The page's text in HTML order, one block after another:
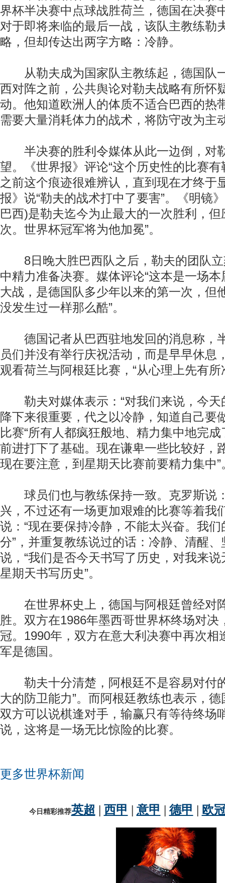
界杯半决赛中点球战胜荷兰，德国在决赛
对于即将来临的最后一战，该队主教练勒
略，但却传达出两字方略：冷静。
从勒夫成为国家队主教练起，德国队
西对阵之前，公共舆论对勒夫战略有所怀
动。他知道欧洲人的体质不适合巴西的热
需要大量消耗体力的战术，将防守改为主
半决赛的胜利令媒体从此一边倒，对
望。《世界报》评论“这个历史性的比赛
之前这个痕迹很难辨认，直到现在才终于
报》说“勒夫的战术打中了要害”。《明镜
巴西)是勒夫迄今为止最大的一次胜利，
次。世界杯冠军将为他加冕”。
8日晚大胜巴西队之后，勒夫的团队立
中精力准备决赛。媒体评论“这本是一场
大战，是德国队多少年以来的第一次，但
没发生过一样那么酷”。
德国记者从巴西驻地发回的消息称，
员们并没有举行庆祝活动，而是早早休息
观看荷兰与阿根廷比赛，“从心理上先有所
勒夫对媒体表示：“对我们来说，今天
降下来很重要，代之以冷静，知道自己要
比赛“所有人都疯狂般地、精力集中地完
前进打下了基础。现在谦卑一些比较好，
现在要注意，到星期天比赛前要精力集中”
球员们也与教练保持一致。克罗斯说
兴，不过还有一场更加艰难的比赛等着我
说：“现在要保持冷静，不能太兴奋。我
分”，并重复教练说过的话：冷静、清醒
说，“我们是否今天书写了历史，对我来
星期天书写历史”。
在世界杯史上，德国与阿根廷曾经对
胜。双方在1986年墨西哥世界杯终场对决
冠。1990年，双方在意大利决赛中再次相
军是德国。
勒夫十分清楚，阿根廷不是容易对付
大的防卫能力”。而阿根廷教练也表示，德
双方可以说棋逢对手，输赢只有等待终场
说，这将是一场无比惊险的比赛。
更多世界杯新闻